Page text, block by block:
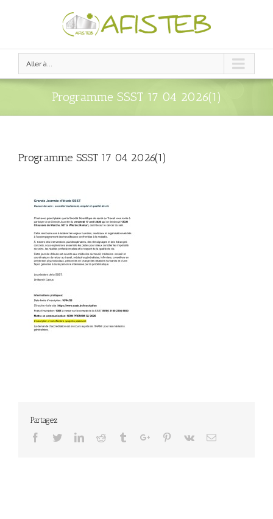
Aller à...
Programme SSST 17 04 2026(1)
Programme SSST 17 04 2026(1)
Partagez
Facebook
TwitterLinkedinReddit TumblrGoogle+Pinterest
Vk Email